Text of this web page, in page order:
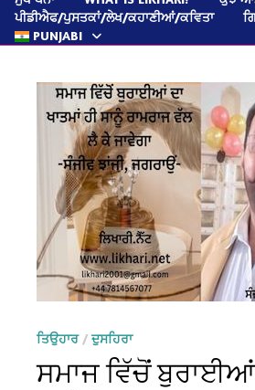
ਪੀਡੀਐਫ/ਪੁਸਤਕਾਂ/ਲੇਖ/ਕਹਾਣੀਆਂ/ਕਵਿਤਾ
PUNJABI
ਤਿਉਹਾਰ/ਦੁਸਹਿਰਾ
ਸਮਾਜ ਵਿੱਚੋਂ ਬੁਰਾਈਆਂ